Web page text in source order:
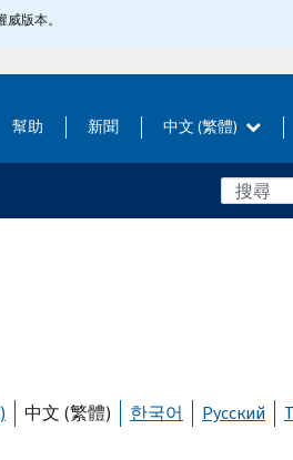
版本。
幫助 新聞 中文 (繁體)
中文 (繁體) 한국어 Русский